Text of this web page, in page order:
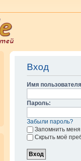
Вход
Имя
Пароль:
Забыли пароль?
Запомнить меня
Скрыть моё